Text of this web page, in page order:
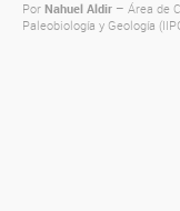
Por Nahuel Aldir – Área de
Paleobiología y Geología